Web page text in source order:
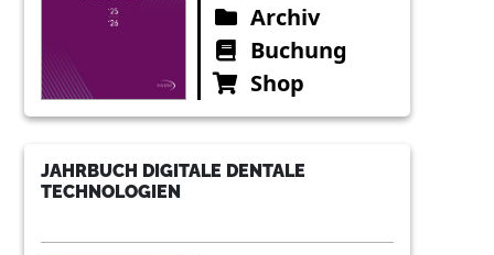
Archiv
Buchung
Shop
JAHRBUCH DIGITALE DENTALE
TECHNOLOGIEN